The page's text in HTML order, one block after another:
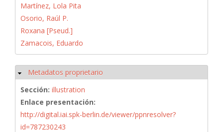
Martínez, Lola Pita
Osorio, Raúl P.
Roxana [Pseud.]
Zamacois, Eduardo
Ocultar
Metadatos proprietario
Sección: illustration
Enlace presentación:
http://digital.iai.spk-berlin.de/viewer/ppnresolver?
id=787230243